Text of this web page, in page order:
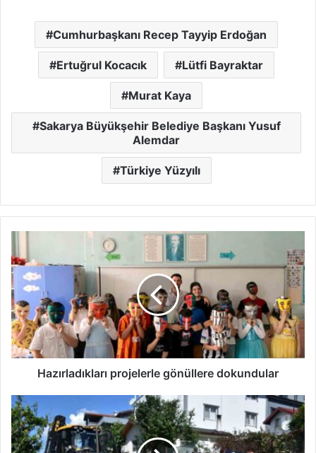
Cumhurbaşkanı Recep Tayyip Erdoğan
Ertuğrul Kocacık Lütfi Bayraktar
Murat Kaya
Sakarya Büyükşehir Belediye Başkanı Yusuf
Alemdar
Türkiye Yüzyılı
projelerle
gönüllere
dokundular
Hazırladıkları projelerle gönüllere dokundular
Erenler
ilçesinde
yoğun
çalışmalar